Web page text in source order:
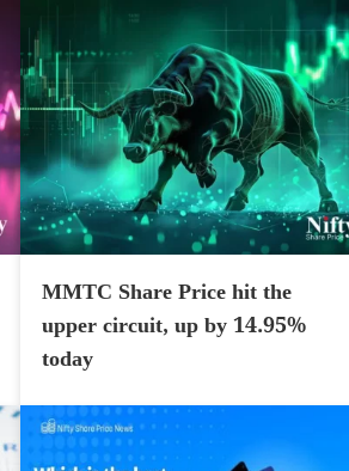
MMTC Share Price hit the
upper circuit, up by 14.95%
today